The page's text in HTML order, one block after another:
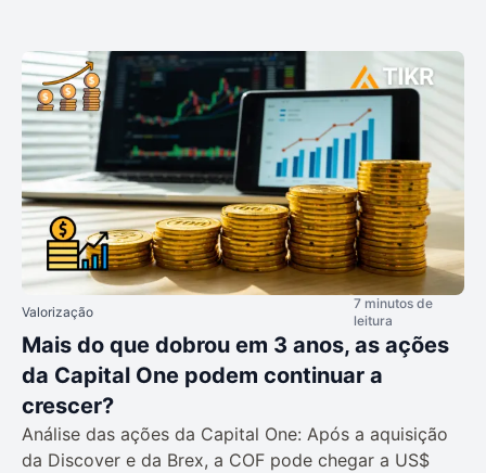
Valorização
7 minutos de
leitura
Mais do que dobrou em 3 anos, as ações
da Capital One podem continuar a
crescer?
Análise das ações da Capital One: Após a aquisição
da Discover e da Brex, a COF pode chegar a US$